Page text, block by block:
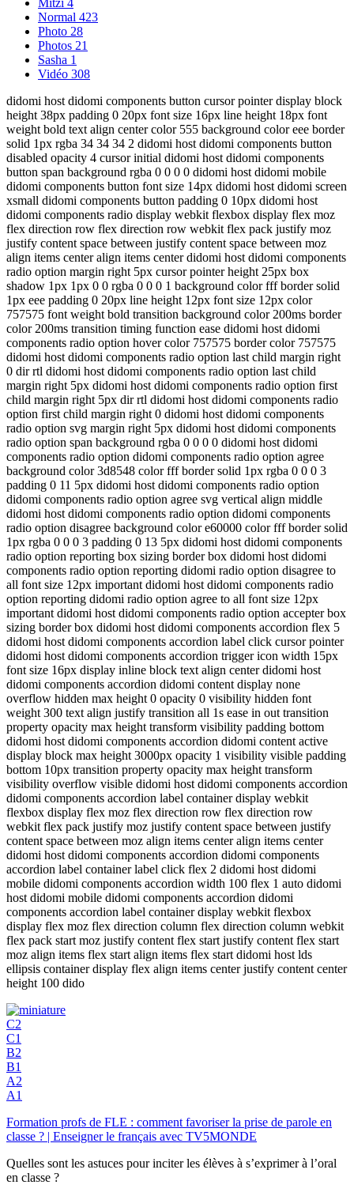
Normal 423
Photo 28
Photos 21
Sasha 1
Vidéo 308
didomi host didomi components button cursor pointer display block
height 38px padding 0 20px font size 16px line height 18px font
weight bold text align center color 555 background color eee border
solid 1px rgba 34 34 34 2 didomi host didomi components button
disabled opacity 4 cursor initial didomi host didomi components
button span background rgba 0 0 0 0 didomi host didomi mobile
didomi components button font size 14px didomi host didomi screen
xsmall didomi components button padding 0 10px didomi host
didomi components radio display webkit flexbox display flex moz
flex direction row flex direction row webkit flex pack justify moz
justify content space between justify content space between moz
align items center align items center didomi host didomi components
radio option margin right 5px cursor pointer height 25px box
shadow 1px 1px 0 0 rgba 0 0 0 1 background color fff border solid
1px eee padding 0 20px line height 12px font size 12px color
757575 font weight bold transition background color 200ms border
color 200ms transition timing function ease didomi host didomi
components radio option hover color 757575 border color 757575
didomi host didomi components radio option last child margin right
0 dir rtl didomi host didomi components radio option last child
margin right 5px didomi host didomi components radio option first
child margin right 5px dir rtl didomi host didomi components radio
option first child margin right 0 didomi host didomi components
radio option svg margin right 5px didomi host didomi components
radio option span background rgba 0 0 0 0 didomi host didomi
components radio option didomi components radio option agree
background color 3d8548 color fff border solid 1px rgba 0 0 0 3
padding 0 11 5px didomi host didomi components radio option
didomi components radio option agree svg vertical align middle
didomi host didomi components radio option didomi components
radio option disagree background color e60000 color fff border solid
1px rgba 0 0 0 3 padding 0 13 5px didomi host didomi components
radio option reporting box sizing border box didomi host didomi
components radio option reporting didomi radio option disagree to
all font size 12px important didomi host didomi components radio
option reporting didomi radio option agree to all font size 12px
important didomi host didomi components radio option accepter box
sizing border box didomi host didomi components accordion flex 5
didomi host didomi components accordion label click cursor pointer
didomi host didomi components accordion trigger icon width 15px
font size 16px display inline block text align center didomi host
didomi components accordion didomi content display none
overflow hidden max height 0 opacity 0 visibility hidden font
weight 300 text align justify transition all 1s ease in out transition
property opacity max height transform visibility padding bottom
didomi host didomi components accordion didomi content active
display block max height 3000px opacity 1 visibility visible padding
bottom 10px transition property opacity max height transform
visibility overflow visible didomi host didomi components accordion
didomi components accordion label container display webkit
flexbox display flex moz flex direction row flex direction row
webkit flex pack justify moz justify content space between justify
content space between moz align items center align items center
didomi host didomi components accordion didomi components
accordion label container label click flex 2 didomi host didomi
mobile didomi components accordion width 100 flex 1 auto didomi
host didomi mobile didomi components accordion didomi
components accordion label container display webkit flexbox
display flex moz flex direction column flex direction column webkit
flex pack start moz justify content flex start justify content flex start
moz align items flex start align items flex start didomi host lds
ellipsis container display flex align items center justify content center
height 100 dido
C2
C1
B2
B1
A2
A1
Formation profs de FLE : comment favoriser la prise de parole en
classe ? | Enseigner le français avec TV5MONDE
Quelles sont les astuces pour inciter les élèves à s’exprimer à l’oral
en classe ?